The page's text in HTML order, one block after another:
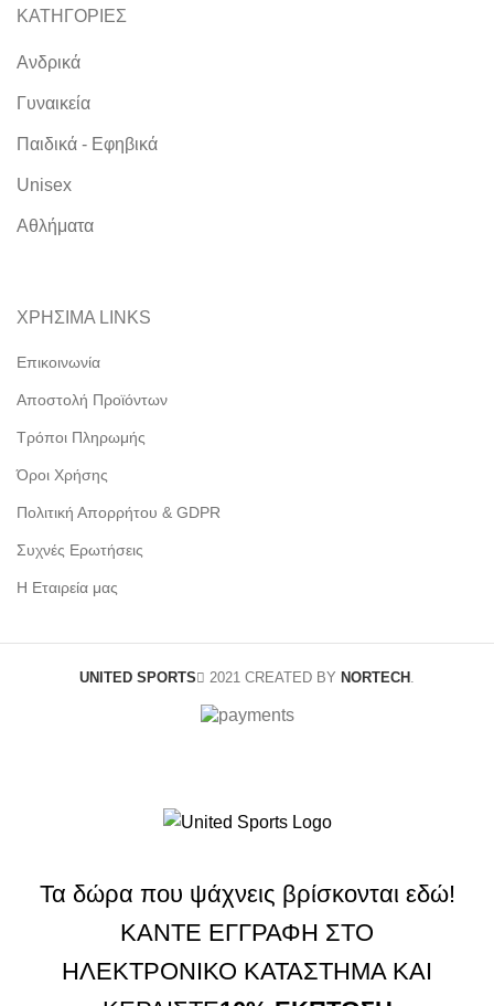
ΚΑΤΗΓΟΡΙΕΣ
Ανδρικά
Γυναικεία
Παιδικά - Εφηβικά
Unisex
Αθλήματα
ΧΡΗΣΙΜΑ LINKS
Επικοινωνία
Αποστολή Προϊόντων
Τρόποι Πληρωμής
Όροι Χρήσης
Πολιτική Απορρήτου & GDPR
Συχνές Ερωτήσεις
Η Εταιρεία μας
UNITED SPORTS 2021 CREATED BY NORTECH
Τα δώρα που ψάχνεις βρίσκονται εδώ!
ΚΑΝΤΕ ΕΓΓΡΑΦΗ ΣΤΟ
ΗΛΕΚΤΡΟΝΙΚΟ ΚΑΤΑΣΤΗΜΑ ΚΑΙ